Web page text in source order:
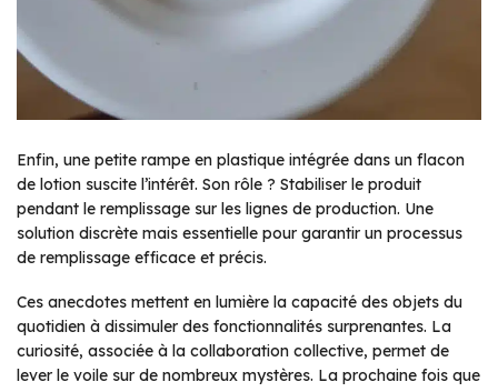
Enfin, une petite rampe en plastique intégrée dans un flacon
de lotion suscite l’intérêt. Son rôle ? Stabiliser le produit
pendant le remplissage sur les lignes de production. Une
solution discrète mais essentielle pour garantir un processus
de remplissage efficace et précis.
Ces anecdotes mettent en lumière la capacité des objets du
quotidien à dissimuler des fonctionnalités surprenantes. La
curiosité, associée à la collaboration collective, permet de
lever le voile sur de nombreux mystères. La prochaine fois que